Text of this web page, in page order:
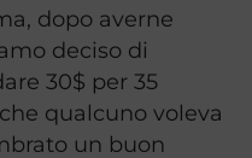
dopo averne
deciso di
30$ per 35
qualcuno voleva
un buon